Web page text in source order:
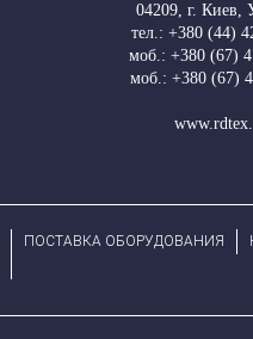
04209, г. Киев,
тел.: +380 (44)
моб.: +380 (67)
моб.: +380 (67)
ПОСТАВКА ОБОРУДОВАНИЯ